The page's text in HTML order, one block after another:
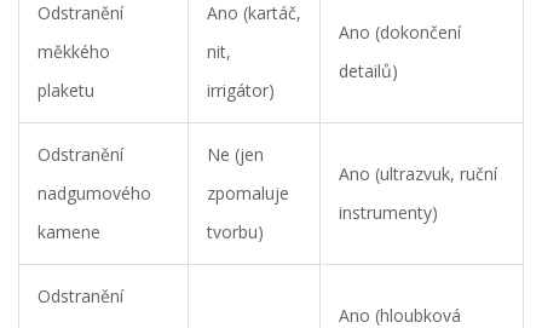
Odstranění
měkkého
plaketu
Ano (kartáč,
nit,
irrigátor)
Ano (dokončení
detailů)
Odstranění
nadgumového
kamene
Ne (jen
zpomaluje
tvorbu)
Ano (ultrazvuk, ruční
instrumenty)
Odstranění
Ano (hloubková